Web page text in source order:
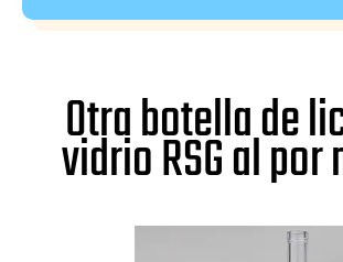
Otra botella de
vidrio RSG al